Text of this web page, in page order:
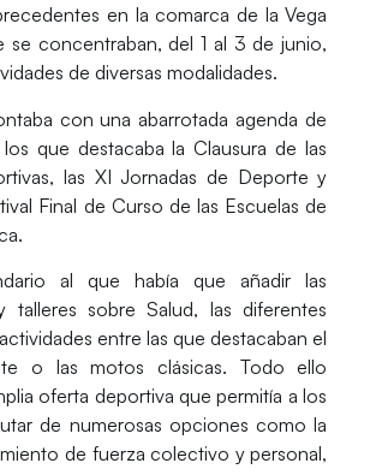
en la comarca de la Vega
se concentraban, del 1 al 3 de junio,
de diversas modalidades.
con una abarrotada agenda de
que destacaba la Clausura de las
las XI Jornadas de Deporte y
Final de Curso de las Escuelas de
al que había que añadir las
talleres sobre Salud, las diferentes
entre las que destacaban el
o las motos clásicas. Todo ello
oferta deportiva que permitía a los
de numerosas opciones como la
de fuerza colectivo y personal,